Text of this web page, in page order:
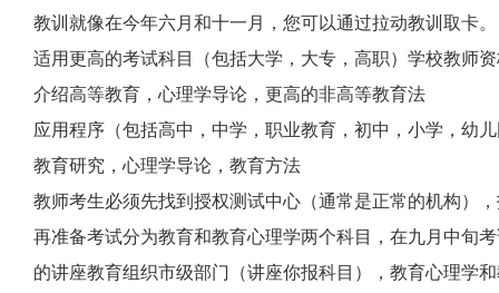
教训就像在今年六月和十一月，您可以通过拉动教训取卡。
适用更高的考试科目（包括大学，大专，高职）学校教师
介绍高等教育，心理学导论，更高的非高等教育法
应用程序（包括高中，中学，职业教育，初中，小学，幼
教育研究，心理学导论，教育方法
教师考生必须先找到授权测试中心（通常是正常的机构）
再准备考试分为教育和教育心理学两个科目，在九月中旬
的讲座教育组织市级部门（讲座你报科目），教育心理学